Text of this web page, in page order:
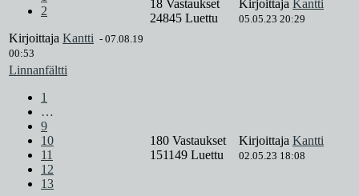
2
Kirjoittaja Kantti - 07.08.19
00:53
18 Vastaukset
24845 Luettu
Kirjoittaja Kantti
05.05.23 20:29
Linnanfältti
1
…
9
10
11
12
13
180 Vastaukset
151149 Luettu
Kirjoittaja Kantti
02.05.23 18:08